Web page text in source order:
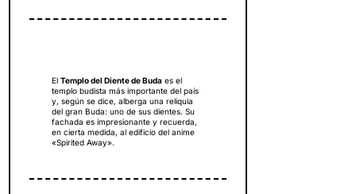
El Templo del Diente de Buda es el
templo budista más importante del país
y, según se dice, alberga una reliquia
del gran Buda: uno de sus dientes. Su
fachada es impresionante y recuerda,
en cierta medida, al edificio del anime
«Spirited Away».